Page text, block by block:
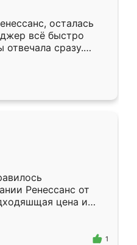
только здесь.
осталась
всё быстро
отвечала сразу.
подошёл к
Собрали
аккуратно, даже
Ренессанс от
цена и
Приехавший
самый
1